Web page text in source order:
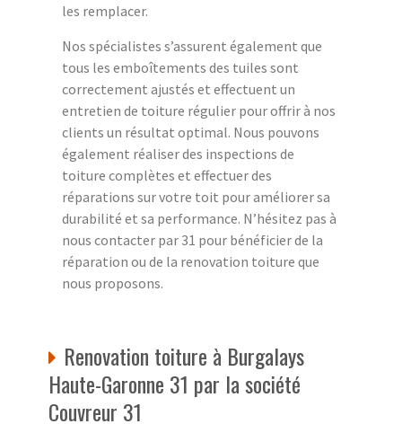
les remplacer.
Nos spécialistes s’assurent également que
tous les emboîtements des tuiles sont
correctement ajustés et effectuent un
entretien de toiture régulier pour offrir à nos
clients un résultat optimal. Nous pouvons
également réaliser des inspections de
toiture complètes et effectuer des
réparations sur votre toit pour améliorer sa
durabilité et sa performance. N’hésitez pas à
nous contacter par 31 pour bénéficier de la
réparation ou de la renovation toiture que
nous proposons.
Renovation toiture à Burgalays
Haute-Garonne 31 par la société
Couvreur 31